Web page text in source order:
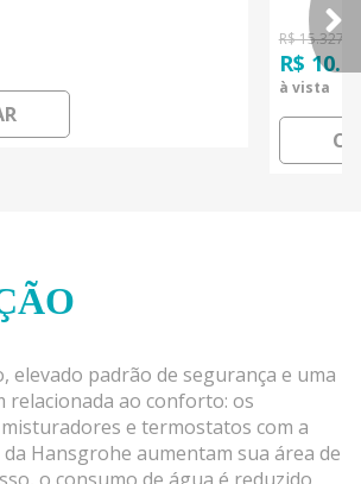
R$
R$
à vista
elevado padrão de segurança e uma
relacionada ao conforto: os
e termostatos com a
Hansgrohe aumentam sua área de
o consumo de água é reduzido